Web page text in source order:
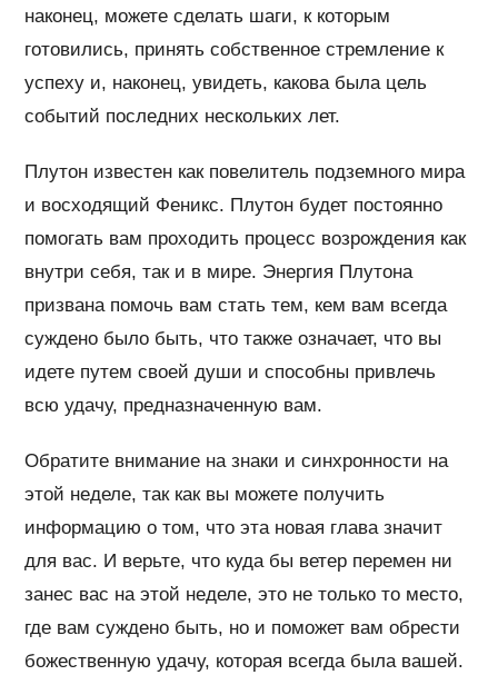
наконец, можете сделать шаги, к которым
готовились, принять собственное стремление к
успеху и, наконец, увидеть, какова была цель
событий последних нескольких лет.
Плутон известен как повелитель подземного мира
и восходящий Феникс. Плутон будет постоянно
помогать вам проходить процесс возрождения как
внутри себя, так и в мире. Энергия Плутона
призвана помочь вам стать тем, кем вам всегда
суждено было быть, что также означает, что вы
идете путем своей души и способны привлечь
всю удачу, предназначенную вам.
Обратите внимание на знаки и синхронности на
этой неделе, так как вы можете получить
информацию о том, что эта новая глава значит
для вас. И верьте, что куда бы ветер перемен ни
занес вас на этой неделе, это не только то место,
где вам суждено быть, но и поможет вам обрести
божественную удачу, которая всегда была вашей.